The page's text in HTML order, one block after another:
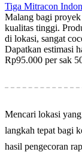
Tiga Mitracon
Malang bagi
kualitas tinggi.
di lokasi, sangat
Dapatkan estimasi
Rp95.000 per sak
Mencari lokasi
langkah tepat bagi
hasil pengecoran